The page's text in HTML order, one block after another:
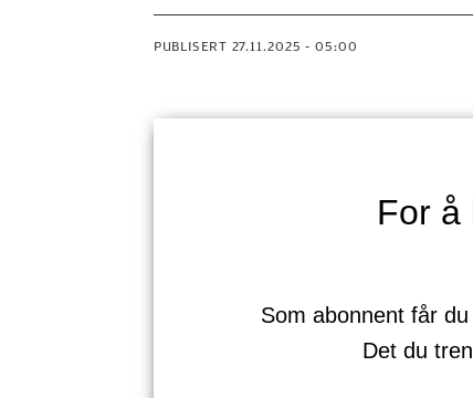
PUBLISERT 27.11.2025 - 05:00
For å
Som abonnent får
Det du